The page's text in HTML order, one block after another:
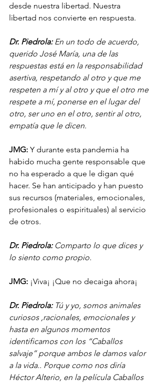
desde nuestra libertad. Nuestra
libertad nos convierte en respuesta.
Dr. Piedrola: En un todo de acuerdo,
querido José María, una de las
respuestas está en la responsabilidad
asertiva, respetando al otro y que me
respeten a mí y al otro y que el otro me
respete a mí, ponerse en el lugar del
otro, ser uno en el otro, sentir al otro,
empatía que le dicen.
JMG: Y durante esta pandemia ha
habido mucha gente responsable que
no ha esperado a que le digan qué
hacer. Se han anticipado y han puesto
sus recursos (materiales, emocionales,
profesionales o espirituales) al servicio
de otros.
Dr. Piedrola: Comparto lo que dices y
lo siento como propio.
JMG: ¡Viva¡ ¡Que no decaiga ahora¡
Dr. Piedrola: Tú y yo, somos animales
curiosos ,racionales, emocionales y
hasta en algunos momentos
identificamos con los “Caballos
salvaje” porque ambos le damos valor
a la vida.. Porque como nos diría
Héctor Alterio, en la película Caballos